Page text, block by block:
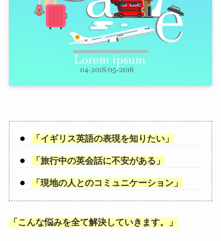
「 イギリス英語の表現を知りたい」
「 旅行中の英会話に不安がある 」
「 現地の人とのコミュニケーション」
「 こんな悩みを全て解決していきます。 」